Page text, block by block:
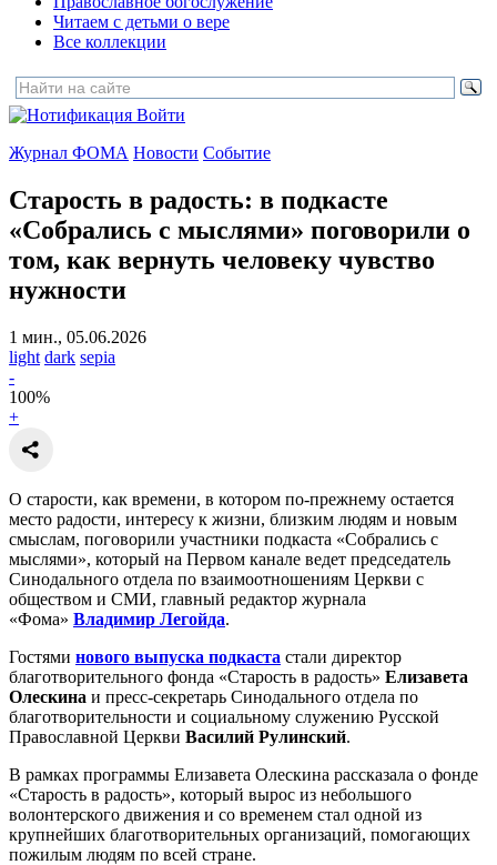
Читаем с детьми о вере
Все коллекции
Войти
Журнал ФОМА Новости Событие
Старость в радость: в подкасте
«Собрались с мыслями» поговорили о
том, как вернуть человеку чувство
нужности
1 мин., 05.06.2026
light dark sepia
-
100%
+
О старости, как времени, в котором по-прежнему остается
место радости, интересу к жизни, близким людям и новым
смыслам, поговорили участники подкаста «Собрались с
мыслями», который на Первом канале ведет председатель
Синодального отдела по взаимоотношениям Церкви с
обществом и СМИ, главный редактор журнала
«Фома» Владимир Легойда.
Гостями нового выпуска подкаста стали директор
благотворительного фонда «Старость в радость» Елизавета
Олескина и пресс-секретарь Синодального отдела по
благотворительности и социальному служению Русской
Православной Церкви Василий Рулинский.
В рамках программы Елизавета Олескина рассказала о фонде
«Старость в радость», который вырос из небольшого
волонтерского движения и со временем стал одной из
крупнейших благотворительных организаций, помогающих
пожилым людям по всей стране.